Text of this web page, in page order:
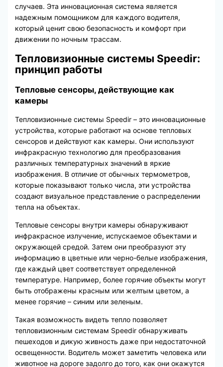
случаев. Эта инновационная система является
надежным помощником для каждого водителя,
который ценит свою безопасность и комфорт при
движении по ночным трассам.
Тепловизионные системы Speedir:
принцип работы
Тепловые сенсоры, действующие как
камеры
Тепловизионные системы Speedir – это инновационные
устройства, которые работают на основе тепловых
сенсоров и действуют как камеры. Они используют
инфракрасную технологию для преобразования
различных температурных значений в яркие
изображения. В отличие от обычных термометров,
которые показывают только числа, эти устройства
создают визуальное представление о распределении
тепла на объектах.
Тепловые сенсоры внутри камеры обнаруживают
инфракрасное излучение, испускаемое объектами и
окружающей средой. Затем они преобразуют эту
информацию в цветные или черно-белые изображения,
где каждый цвет соответствует определенной
температуре. Например, более горячие объекты могут
быть отображены красным или желтым цветом, а
менее горячие – синим или зеленым.
Такая возможность видеть тепло позволяет
тепловизионным системам Speedir обнаруживать
пешеходов и дикую живность даже при недостаточной
освещенности. Водитель может заметить человека или
животное на дороге задолго до того, как они окажутся